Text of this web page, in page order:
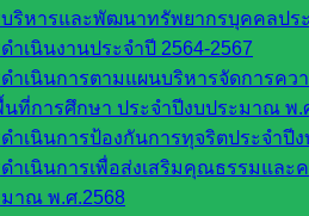
บริหารและพัฒนาทรัพยากรบุคคลปร
ำเนินงานประจำปี 2564-2567
ำเนินการตามแผนบริหารจัดการคว
นที่การศึกษา ประจำปีงบประมาณ พ.
ำเนินการป้องกันการทุจริตประจำปี
ำเนินการเพื่อส่งเสริมคุณธรรมและ
าณ พ.ศ.2568